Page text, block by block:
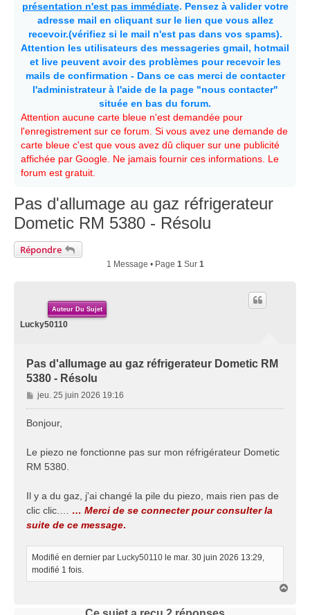
présentation n'est pas immédiate. Pensez à valider votre
adresse mail en cliquant sur le lien que vous allez
recevoir.(vérifiez si le mail n'est pas dans vos spams).
Attention les utilisateurs des messageries gmail, hotmail
et live peuvent avoir des problèmes pour recevoir les
mails de confirmation - Dans ce cas merci de contacter
l'administrateur à l'aide de la page "nous contacter"
située en bas du forum.
Attention aucune carte bleue n'est demandée pour
l'enregistrement sur ce forum. Si vous avez une demande de
carte bleue c'est que vous avez dû cliquer sur une publicité
affichée par Google. Ne jamais fournir ces informations. Le
forum est gratuit.
Pas d'allumage au gaz réfrigerateur
Dometic RM 5380 - Résolu
Répondre
1 Message • Page 1Sur 1
Auteur Du Sujet
Lucky50110
Pas d'allumage au gaz réfrigerateur Dometic RM
5380 - Résolu
M
e
g
e
jeu. 25 juin 2026 19:16
Bonjour,
Le piezo ne fonctionne pas sur mon réfrigérateur Dometic
RM 5380.
Il y a du gaz, j'ai changé la pile du piezo, mais rien pas de
clic clic.…
… Merci de se connecter pour consulter la
suite de ce message.
Modifié en dernier par Lucky50110 le mar. 30 juin 2026 13:29,
modifié 1 fois.